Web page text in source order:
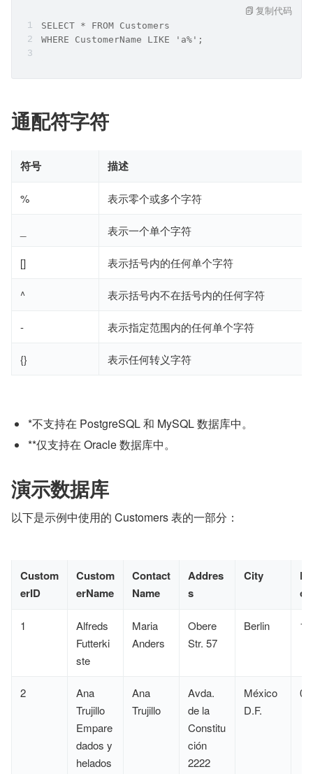
SELECT * FROM Customers
WHERE CustomerName LIKE 'a%';
复制代码
通配符字符
符号 描述
% 表示零个或多个字符
表示一个单个字符
[] 表示括号内的任何单个字符
^ 表示括号内不在括号内的任何字符
- 表示指定范围内的任何单个字符
{} 表示任何转义字符
*不支持在 PostgreSQL 和 MySQL 数据库中。
**仅支持在 Oracle 数据库中。
演示数据库
以下是示例中使用的 Customers 表的一部分：
Custom
erID
Custom
erName
Contact
Name
Addres
s
City
1
Alfreds
Futterki
ste
Maria
Anders
Obere
Str. 57
Berlin
2
Ana
Trujillo
Empare
dados y
helados
Ana
Trujillo
Avda.
de la
Constitu
ción
2222
México
D.F.